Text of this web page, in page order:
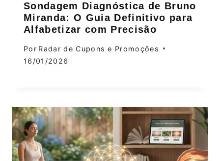
Sondagem Diagnóstica de Bruno
Miranda: O Guia Definitivo para
Alfabetizar com Precisão
Por Radar de Cupons e Promoções
16/01/2026